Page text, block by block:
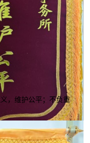
，维护公平；不负重